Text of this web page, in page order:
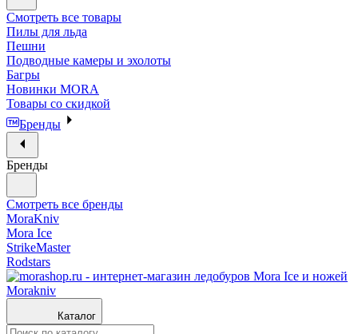
Смотреть все товары
Пилы для льда
Пешни
Подводные камеры и эхолоты
Багры
Новинки MORA
Товары со скидкой
Бренды
Бренды
Смотреть все бренды
MoraKniv
Mora Ice
StrikeMaster
Rodstars
Каталог